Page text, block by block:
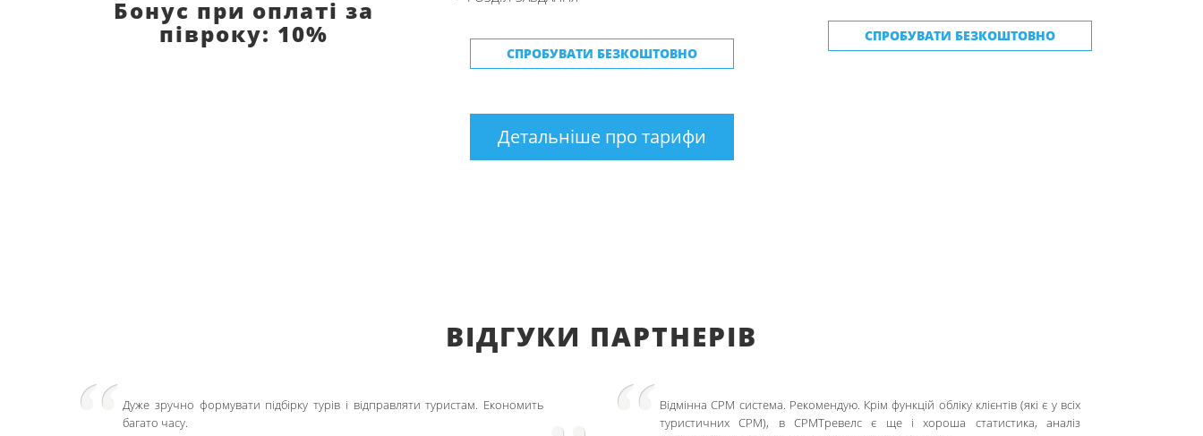
Бонус при оплаті за
півроку: 10%
СПРОБУВАТИ БЕЗКОШТОВНО
СПРОБУВАТИ БЕЗКОШТОВНО
Детальніше про тарифи
ВІДГУКИ ПАРТНЕРІВ
Дуже зручно формувати підбірку турів і відправляти туристам. Економить
багато часу.
Відмінна СРМ система. Рекомендую. Крім функцій обліку клієнтів (які є у всіх
туристичних СРМ), в СРМТревелс є ще і хороша статистика, аналіз